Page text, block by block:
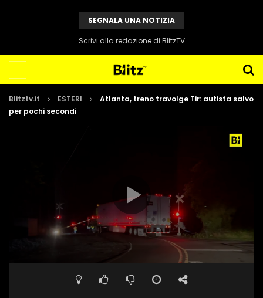
SEGNALA UNA NOTIZIA
Scrivi alla redazione di BlitzTV
Blitztv.it ESTERI
Atlanta, treno travolge Tir: autista salvo
per pochi secondi